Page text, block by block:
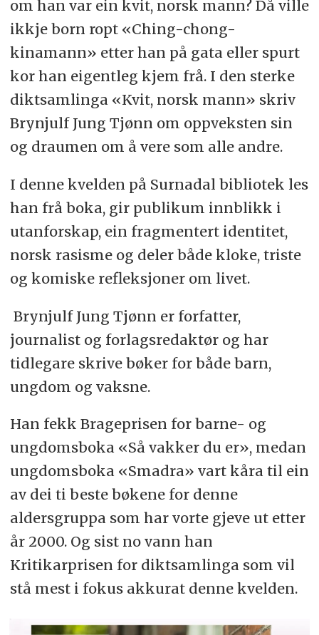
om han var ein kvit, norsk mann? Då ville
ikkje born ropt «Ching-chong-
kinamann» etter han på gata eller spurt
kor han eigentleg kjem frå. I den sterke
diktsamlinga «Kvit, norsk mann» skriv
Brynjulf Jung Tjønn om oppveksten sin
og draumen om å vere som alle andre.
I denne kvelden på Surnadal bibliotek les
han frå boka, gir publikum innblikk i
utanforskap, ein fragmentert identitet,
norsk rasisme og deler både kloke, triste
og komiske refleksjoner om livet.
Brynjulf Jung Tjønn er forfatter,
journalist og forlagsredaktør og har
tidlegare skrive bøker for både barn,
ungdom og vaksne.
Han fekk Brageprisen for barne- og
ungdomsboka «Så vakker du er», medan
ungdomsboka «Smadra» vart kåra til ein
av dei ti beste bøkene for denne
aldersgruppa som har vorte gjeve ut etter
år 2000. Og sist no vann han
Kritikarprisen for diktsamlinga som vil
stå mest i fokus akkurat denne kvelden.